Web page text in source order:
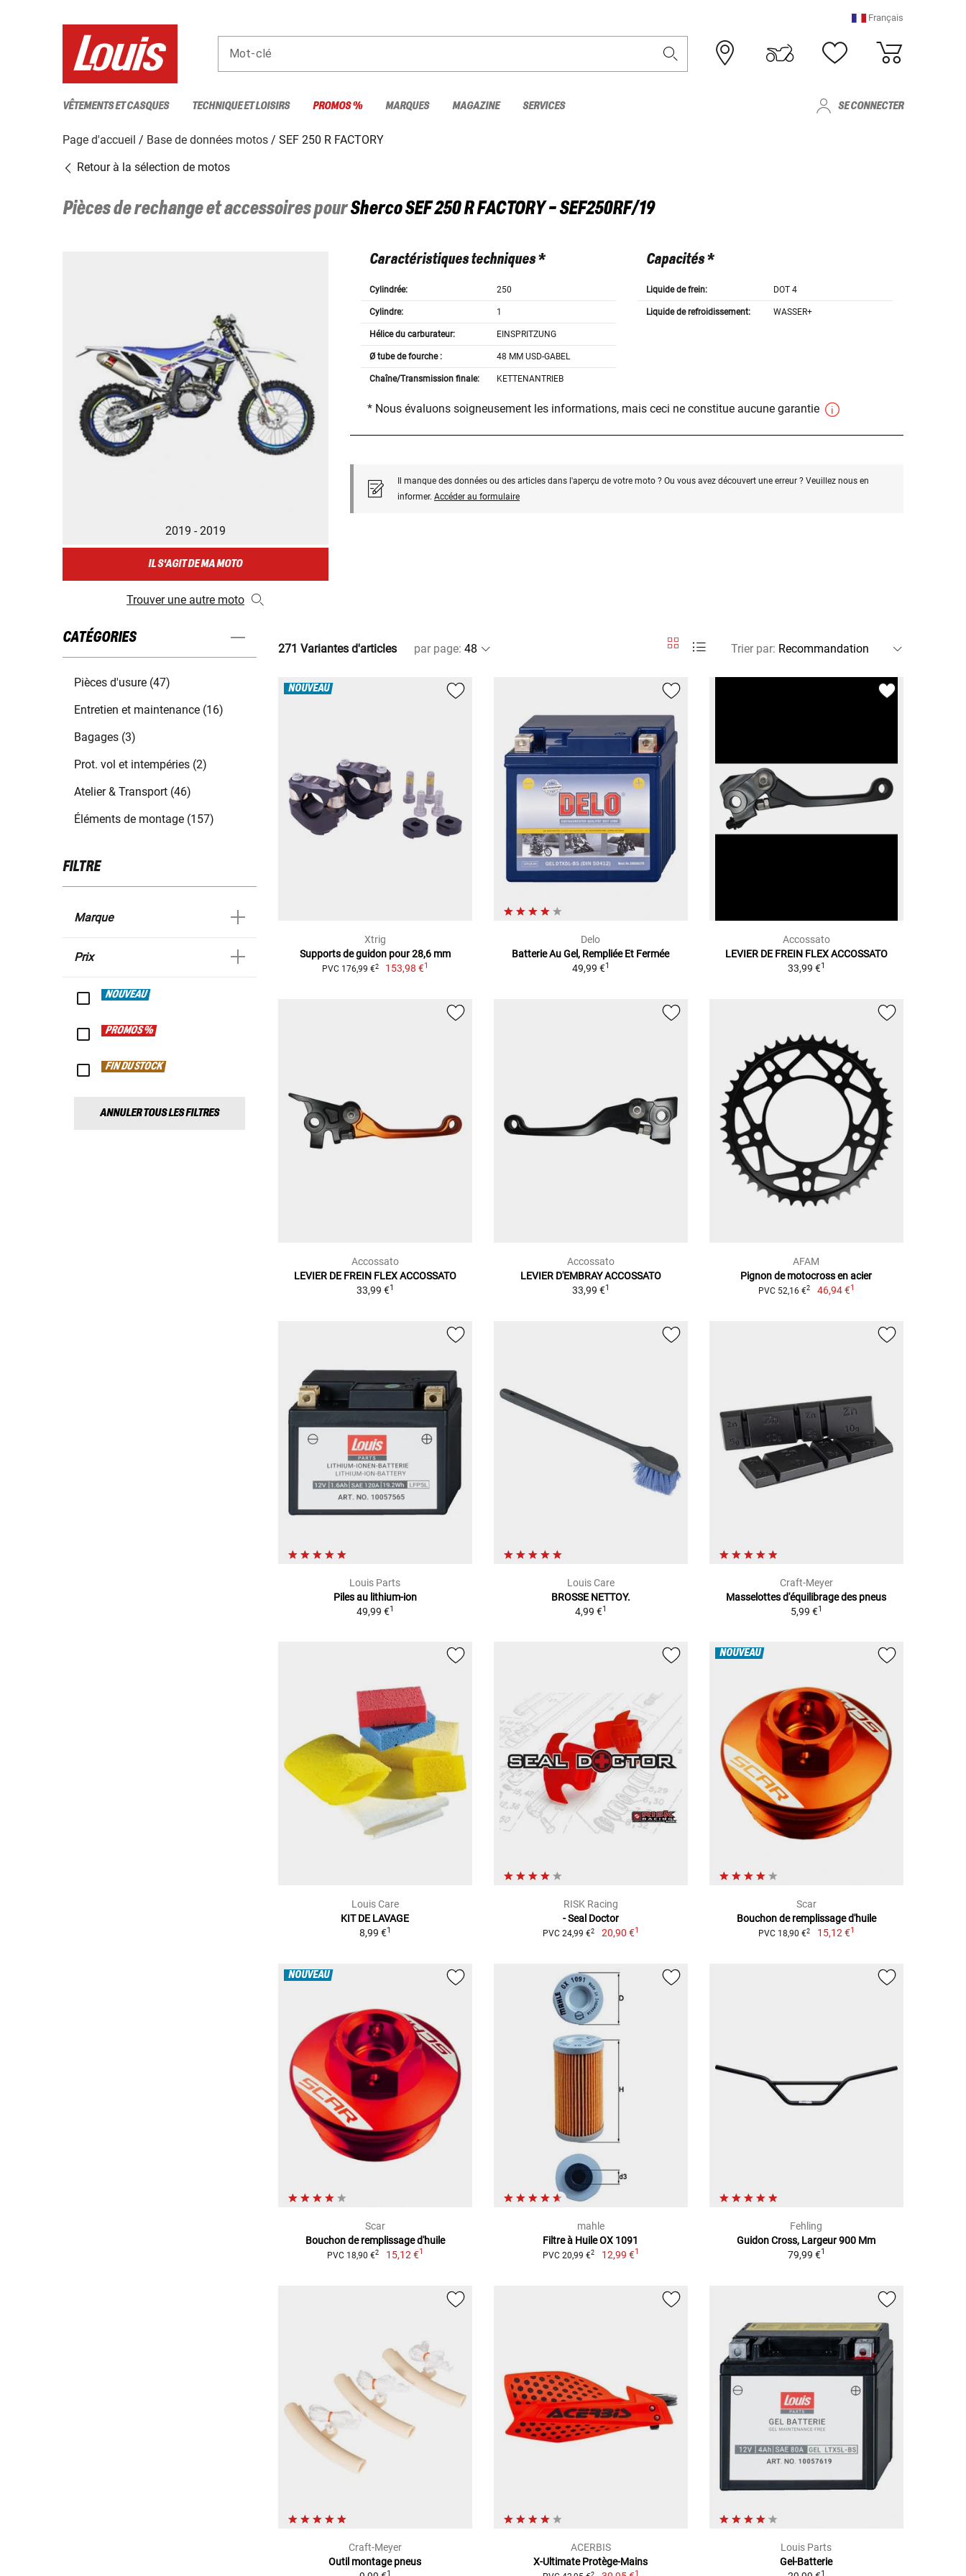
Français
Mot-clé
VÊTEMENTS ET CASQUES TECHNIQUE ET LOISIRS PROMOS % MARQUES MAGAZINE SERVICES SE CONNECTER
Page d'accueil Base de données motos
SEF 250 R FACTORY
Retour à la sélection de motos
Pièces de rechange et accessoires pourShercoSEF 250 R FACTORY - SEF250RF/19
2019 - 2019
IL S'AGIT DE MA MOTO
Trouver une autre moto
Caractéristiques techniques *
Cylindrée: 250
Cylindre: 1
Hélice du carburateur: EINSPRITZUNG
Ø tube de fourche : 48 MM USD-GABEL
Chaîne/Transmission finale: KETTENANTRIEB
Capacités *
Liquide de frein: DOT 4
Liquide de refroidissement: WASSER+
* Nous évaluons soigneusement les informations, mais ceci ne constitue aucune garantie
Il manque des données ou des articles dans l'aperçu de votre moto ? Ou vous avez découvert une erreur ? Veuillez nous en
informer. Accéder au formulaire
CATÉGORIES
Pièces d'usure (47)
Entretien et maintenance (16)
Bagages (3)
Prot. vol et intempéries (2)
Atelier & Transport (46)
Éléments de montage (157)
FILTRE
Marque
Prix
NOUVEAU
PROMOS %
FIN DU STOCK
ANNULER TOUS LES FILTRES
271 Variantes d'articles par page: Trier par:
NOUVEAU
Xtrig
Supports de guidon pour 28,6 mm
PVC 176,99 €2 153,98 €1
Delo
Batterie Au Gel, Rempliée Et Fermée
49,99 €1
Accossato
LEVIER DE FREIN FLEX ACCOSSATO
33,99 €1
Accossato
LEVIER DE FREIN FLEX ACCOSSATO
33,99 €1
Accossato
LEVIER D'EMBRAY ACCOSSATO
33,99 €1
AFAM
Pignon de motocross en acier
PVC 52,16 €2 46,94 €1
Louis Parts
Piles au lithium-ion
49,99 €1
Louis Care
BROSSE NETTOY.
4,99 €1
Craft-Meyer
Masselottes d'équilibrage des pneus
5,99 €1
Louis Care
KIT DE LAVAGE
8,99 €1
RISK Racing
- Seal Doctor
PVC 24,99 €2 20,90 €1
NOUVEAU
Scar
Bouchon de remplissage d'huile
PVC 18,90 €2 15,12 €1
NOUVEAU
Scar
Bouchon de remplissage d'huile
PVC 18,90 €2 15,12 €1
mahle
Filtre à Huile OX 1091
PVC 20,99 €2 12,99 €1
Fehling
Guidon Cross, Largeur 900 Mm
79,99 €1
Craft-Meyer
Outil montage pneus
1
ACERBIS
X-Ultimate Protège-Mains
2 1
Louis Parts
Gel-Batterie
1